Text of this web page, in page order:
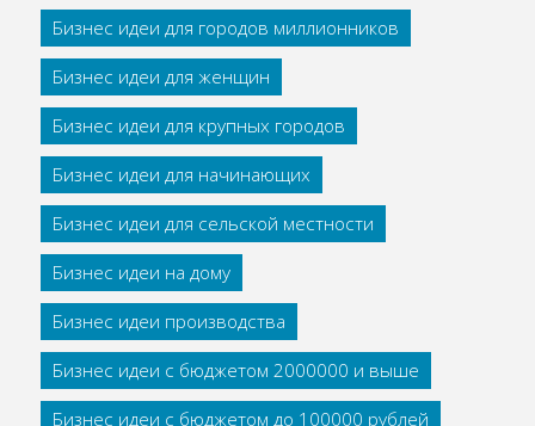
Бизнес идеи для городов миллионников
Бизнес идеи для женщин
Бизнес идеи для крупных городов
Бизнес идеи для начинающих
Бизнес идеи для сельской местности
Бизнес идеи на дому
Бизнес идеи производства
Бизнес идеи с бюджетом 2000000 и выше
Бизнес идеи с бюджетом до 100000 рублей